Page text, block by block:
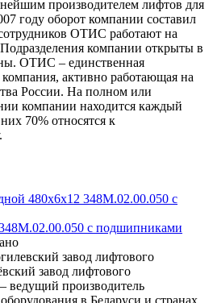
производителем лифтов для
году оборот компании составил
ОТИС работают на
компании открыты в
ОТИС – единственная
активно работающая на
России. На полном или
компании находится каждый
70% относятся к
с подшипниками
завод лифтового
завод лифтового
производитель
в Беларуси и странах